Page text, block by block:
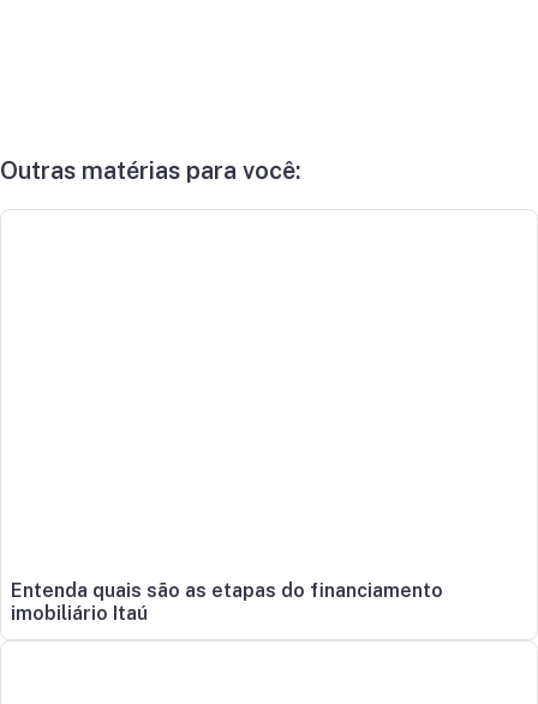
Outras matérias para você:
Entenda quais são as etapas do financiamento
imobiliário Itaú